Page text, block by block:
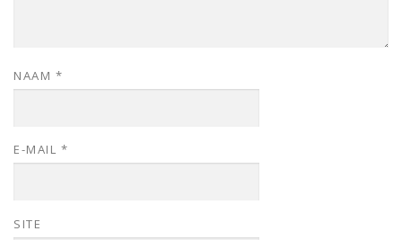
NAAM *
E-MAIL *
SITE